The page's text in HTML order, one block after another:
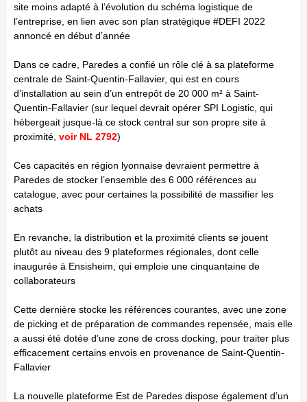
site moins adapté à l’évolution du schéma logistique de
l’entreprise, en lien avec son plan stratégique #DEFI 2022
annoncé en début d’année
Dans ce cadre, Paredes a confié un rôle clé à sa plateforme
centrale de Saint-Quentin-Fallavier, qui est en cours
d’installation au sein d’un entrepôt de 20 000 m² à Saint-
Quentin-Fallavier (sur lequel devrait opérer SPI Logistic, qui
hébergeait jusque-là ce stock central sur son propre site à
proximité, voir NL 2792)
Ces capacités en région lyonnaise devraient permettre à
Paredes de stocker l’ensemble des 6 000 références au
catalogue, avec pour certaines la possibilité de massifier les
achats
En revanche, la distribution et la proximité clients se jouent
plutôt au niveau des 9 plateformes régionales, dont celle
inaugurée à Ensisheim, qui emploie une cinquantaine de
collaborateurs
Cette dernière stocke les références courantes, avec une zone
de picking et de préparation de commandes repensée, mais elle
a aussi été dotée d’une zone de cross docking, pour traiter plus
efficacement certains envois en provenance de Saint-Quentin-
Fallavier
La nouvelle plateforme Est de Paredes dispose également d’un